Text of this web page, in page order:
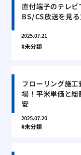
直付端子のテレビ
BS/CS放送を見
2025.07.21
未分類
フローリング施工
場！平米単価と総
安
2025.07.20
未分類